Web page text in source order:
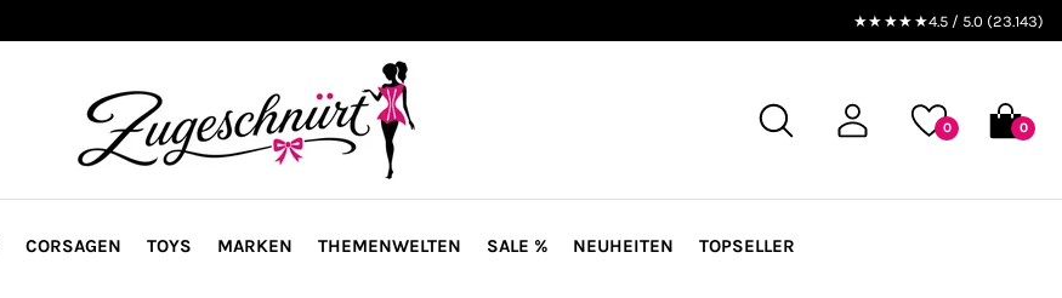
★★★★★4.5 / 5.0 (23.143)
0 0
CORSAGEN TOYS MARKEN THEMENWELTEN SALE % NEUHEITEN TOPSELLER